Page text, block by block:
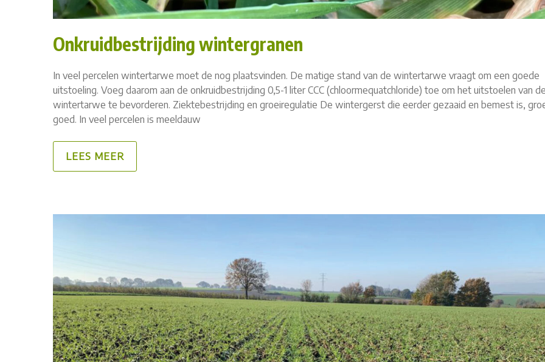
Onkruidbestrijding wintergranen
In veel percelen wintertarwe moet de nog plaatsvinden. De matige stand van de wintertarwe vraagt om een goede
uitstoeling. Voeg daarom aan de onkruidbestrijding 0,5-1 liter CCC (chloormequatchloride) toe om het uitstoelen van
wintertarwe te bevorderen. Ziektebestrijding en groeiregulatie De wintergerst die eerder gezaaid en bemest is,
goed. In veel percelen is meeldauw
LEES MEER